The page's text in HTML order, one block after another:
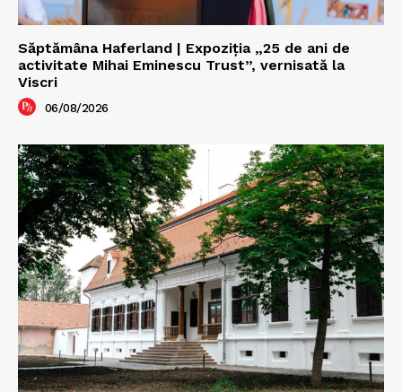
Săptămâna Haferland | Expoziţia „25 de ani de
activitate Mihai Eminescu Trust”, vernisată la
Viscri
06/08/2026